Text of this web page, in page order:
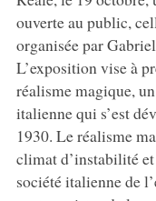
ouverte au public,
organisée par
L’exposition vise à
réalisme magique,
italienne qui s’est
1930. Le réalisme
climat d’instabilité
société italienne de